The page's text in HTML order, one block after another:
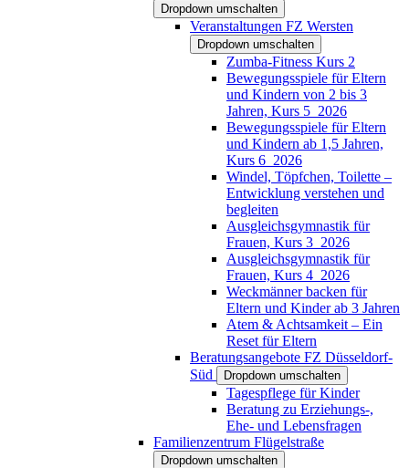
Dropdown umschalten
Veranstaltungen FZ Wersten
Dropdown umschalten
Zumba-Fitness Kurs 2
Bewegungsspiele für Eltern
und Kindern von 2 bis 3
Jahren, Kurs 5_2026
Bewegungsspiele für Eltern
und Kindern ab 1,5 Jahren,
Kurs 6_2026
Windel, Töpfchen, Toilette –
Entwicklung verstehen und
begleiten
Ausgleichsgymnastik für
Frauen, Kurs 3_2026
Ausgleichsgymnastik für
Frauen, Kurs 4_2026
Weckmänner backen für
Eltern und Kinder ab 3 Jahren
Atem & Achtsamkeit – Ein
Reset für Eltern
Beratungsangebote FZ Düsseldorf-
Süd
Dropdown umschalten
Tagespflege für Kinder
Beratung zu Erziehungs-,
Ehe- und Lebensfragen
Familienzentrum Flügelstraße
Dropdown umschalten